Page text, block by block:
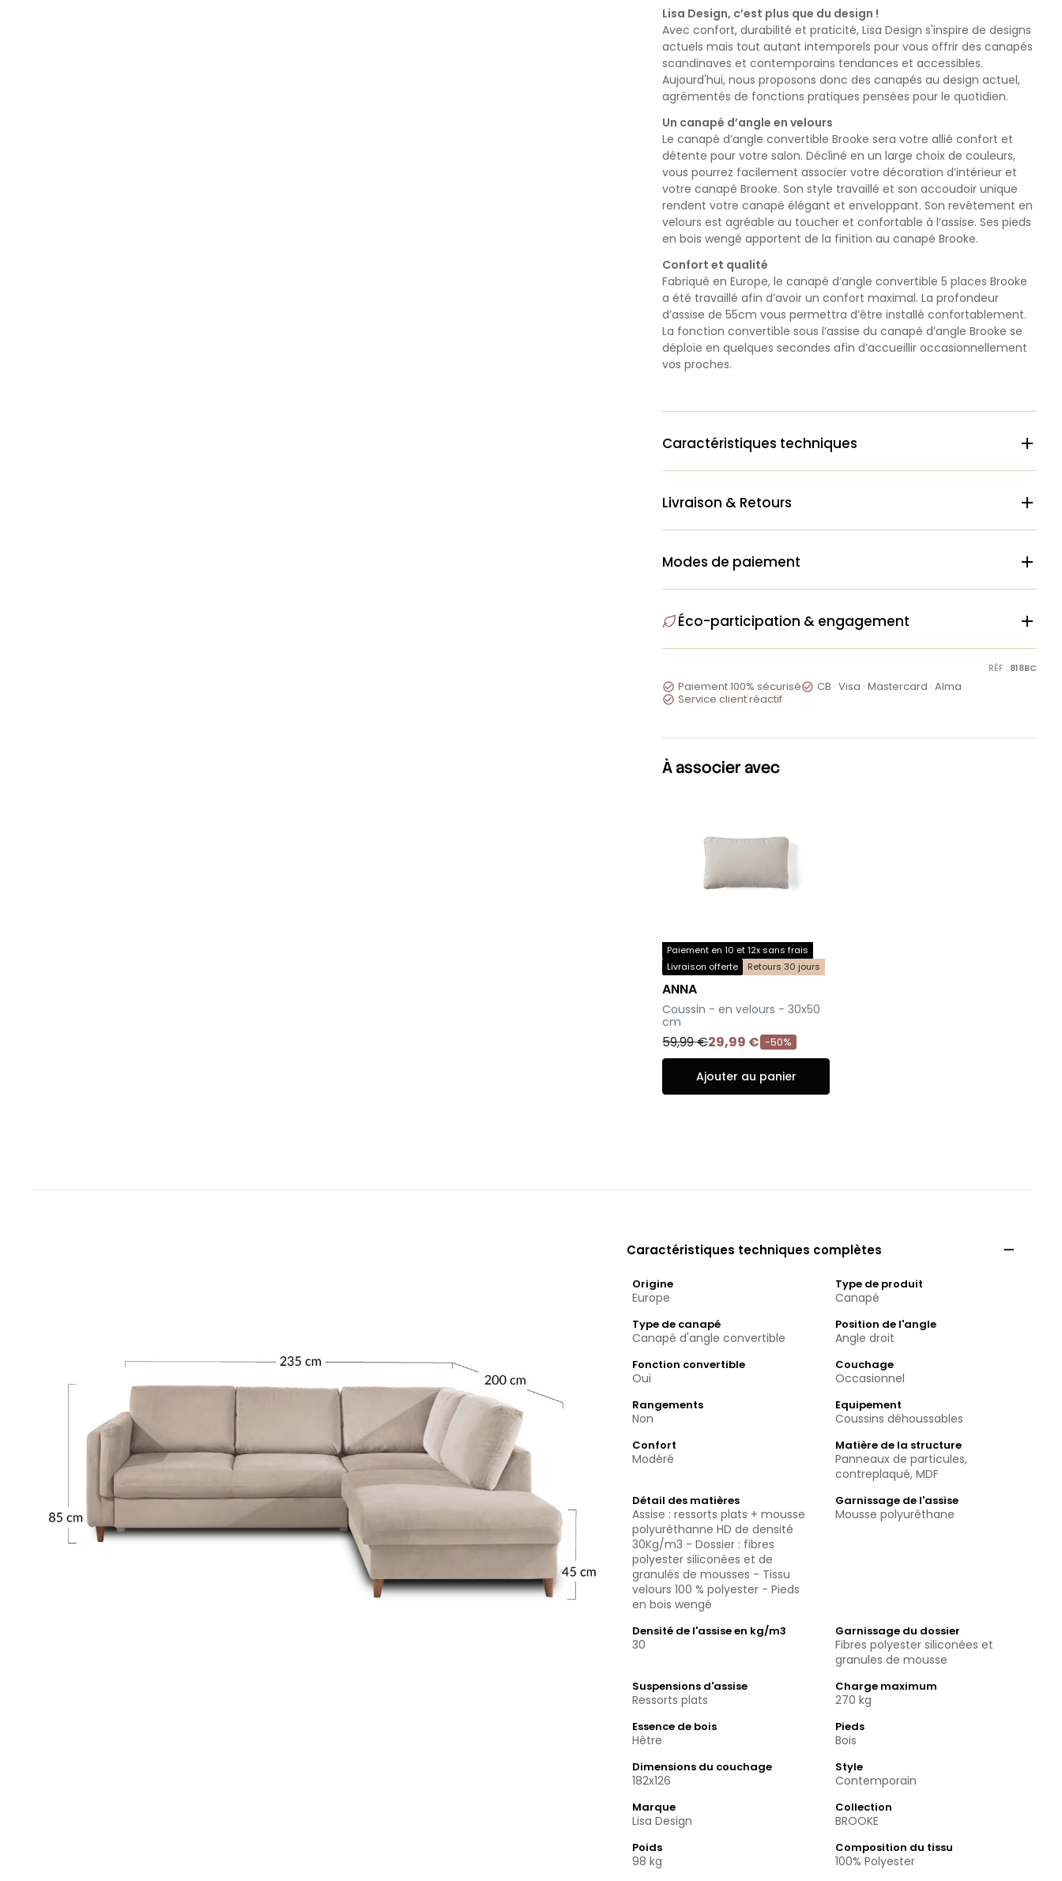
Lisa Design, c’est plus que du design !
Avec confort, durabilité et praticité, Lisa Design s'inspire de designs
actuels mais tout autant intemporels pour vous offrir des canapés
scandinaves et contemporains tendances et accessibles.
Aujourd'hui, nous proposons donc des canapés au design actuel,
agrémentés de fonctions pratiques pensées pour le quotidien.
Un canapé d’angle en velours
Le canapé d’angle convertible Brooke sera votre allié confort et
détente pour votre salon. Décliné en un large choix de couleurs,
vous pourrez facilement associer votre décoration d’intérieur et
votre canapé Brooke. Son style travaillé et son accoudoir unique
rendent votre canapé élégant et enveloppant. Son revêtement en
velours est agréable au toucher et confortable à l’assise. Ses pieds
en bois wengé apportent de la finition au canapé Brooke.
Confort et qualité
Fabriqué en Europe, le canapé d’angle convertible 5 places Brooke
a été travaillé afin d’avoir un confort maximal.La profondeur
d’assise de 55cm vous permettra d’être installé confortablement.
La fonction convertible sous l’assise du canapé d’angle Brooke se
déploie en quelques secondes afin d’accueillir occasionnellement
vos proches.
Caractéristiques techniques 
Livraison & Retours 
Modes de paiement 
Éco-participation & engagement 
RÉF : 818BC
 Paiement 100% sécurisé CB · Visa · Mastercard · Alma
 Service client réactif
À associer avec
Paiement en 10 et 12x sans frais
Livraison offerte
Retours 30 jours
ANNA
-
Coussin - en velours - 30x50
cm
59,99 €29,99 € -50%
Ajouter au panier
Caractéristiques techniques complètes 
Origine
Europe
Type de produit
Canapé
Type de canapé
Canapé d'angle convertible
Position de l'angle
Angle droit
Fonction convertible
Oui
Couchage
Occasionnel
Rangements
Non
Equipement
Coussins déhoussables
Confort
Modéré
Matière de la structure
Panneaux de particules,
contreplaqué, MDF
Détail des matières
Assise : ressorts plats + mousse
polyuréthanne HD de densité
30Kg/m3 - Dossier : fibres
polyester siliconées et de
granulés de mousses - Tissu
velours 100 % polyester - Pieds
en bois wengé
Garnissage de l'assise
Mousse polyuréthane
Densité de l'assise en kg/m3
30
Garnissage du dossier
Fibres polyester siliconées et
granules de mousse
Suspensions d'assise
Ressorts plats
Charge maximum
270 kg
Essence de bois
Hêtre
Pieds
Bois
Dimensions du couchage
182x126
Style
Contemporain
Marque
Lisa Design
Collection
BROOKE
Poids
98 kg
Composition du tissu
100% Polyester